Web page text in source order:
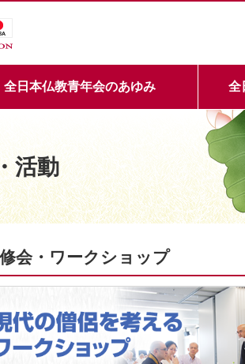
全日本仏教青年会のあゆみ 全
活動
会・ワークショップ